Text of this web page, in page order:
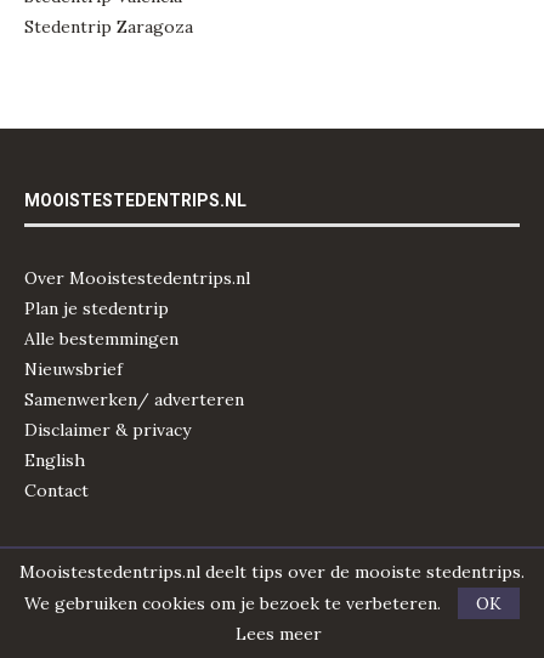
Stedentrip Zaragoza
MOOISTESTEDENTRIPS.NL
Over Mooistestedentrips.nl
Plan je stedentrip
Alle bestemmingen
Nieuwsbrief
Samenwerken/ adverteren
Disclaimer & privacy
English
Contact
ZOEK JOUW BESTEMMING
Mooistestedentrips.nl deelt tips over de mooiste stedentrips.
We gebruiken cookies om je bezoek te verbeteren.
OK
Lees meer